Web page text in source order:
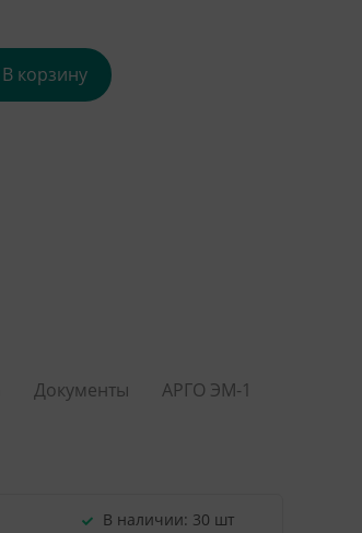
В корзину
Документы АРГО ЭМ-1
В наличии: 30 шт